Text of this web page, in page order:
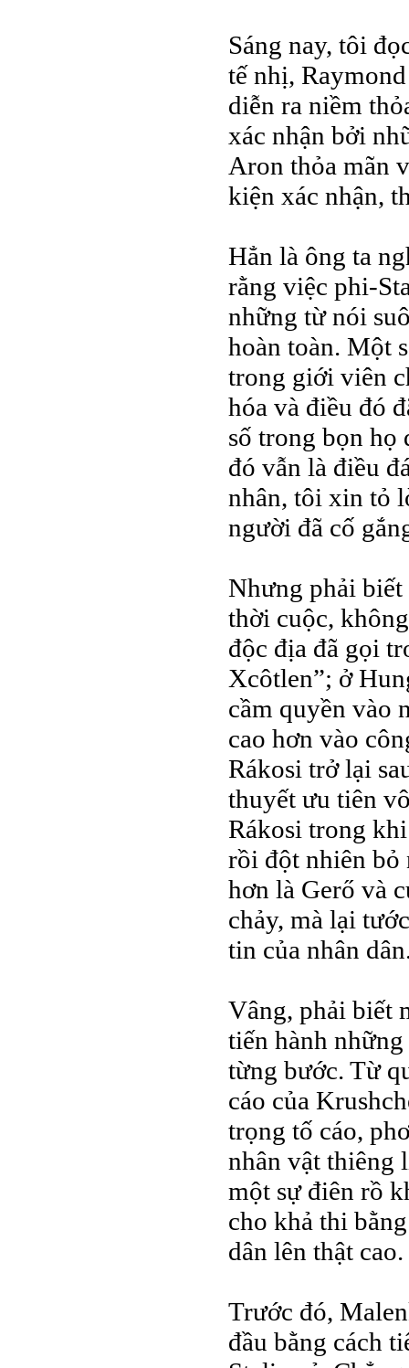
Sáng nay, tôi
tế nhị,
diễn ra niềm
xác nhận bởi
Aron thỏa mãn
kiện xác nhận,
Hẳn là ông ta
rằng việc phi-
những từ nói
hoàn toàn. Một
trong giới viên
hóa và điều đó
số trong bọn họ
đó vẫn là điều
nhân, tôi xin tỏ
người đã cố
Nhưng phải
thời cuộc,
độc địa đã gọi
Xcôtlen”; ở
cầm quyền vào
cao hơn vào
Rákosi trở lại
thuyết ưu tiên
Rákosi trong
rồi đột nhiên bỏ
hơn là Gerő và
chảy, mà lại
tin của nhân
Vâng, phải biết
tiến hành
từng bước. Từ
cáo của
trọng tố cáo,
nhân vật thiêng
một sự điên rồ
cho khả thi
dân lên thật cao.
Trước đó,
đầu bằng cách